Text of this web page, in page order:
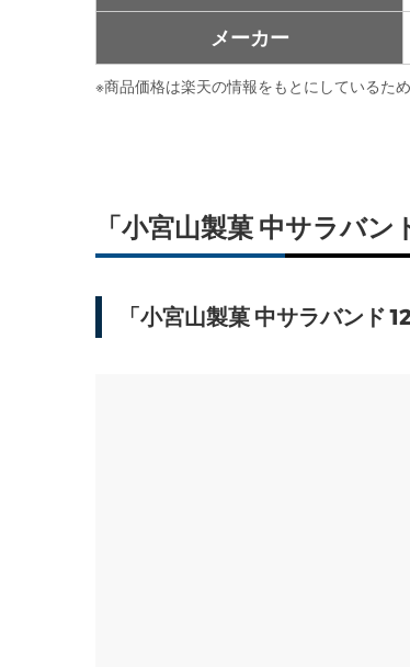
メーカー
※商品価格は楽天の情報をもとにしているた
「小宮山製菓 中サラバ
「小宮山製菓 中サラバンド